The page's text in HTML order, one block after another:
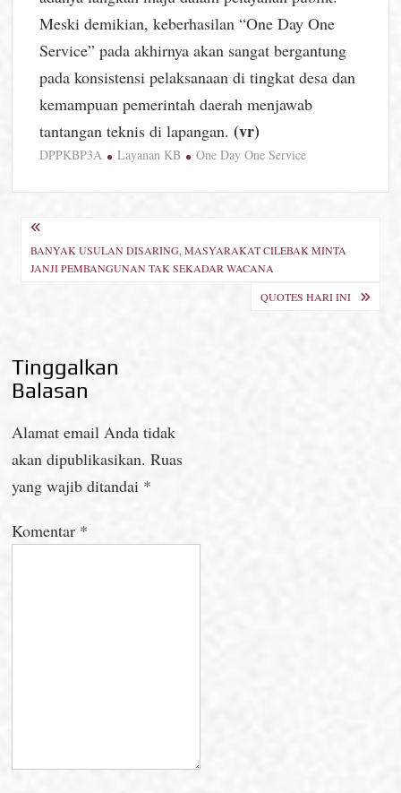
Meski demikian, keberhasilan “One Day One
Service” pada akhirnya akan sangat bergantung
pada konsistensi pelaksanaan di tingkat desa dan
kemampuan pemerintah daerah menjawab
tantangan teknis di lapangan.(vr)
DPPKBP3A Layanan KB One Day One Service
Navigasi
pos
BANYAK USULAN DISARING, MASYARAKAT CILEBAK MINTA
JANJI PEMBANGUNAN TAK SEKADAR WACANA
QUOTES HARI INI
Tinggalkan
Balasan
Alamat email Anda tidak
akan dipublikasikan. Ruas
yang wajib ditandai *
Komentar *